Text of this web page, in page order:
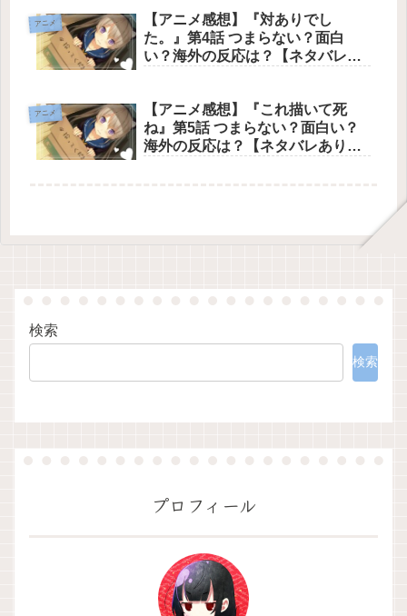
れて幸せになっていく姿を描いた
文句なしの傑作癒やしアニメ【ネ
タバレあり】
アニメ
【アニメ感想】『対ありでし
た。』第4話 つまらない？面白
い？海外の反応は？【ネタバレあ
ら、美緒のトラウマを仲間と共に
乗り越える友情と成長が詰まった
最高の神回
アニメ
【アニメ感想】『これ描いて死
ね』第5話 つまらない？面白い？
海外の反応は？【ネタバレあり】
検索
検索
プロフィール